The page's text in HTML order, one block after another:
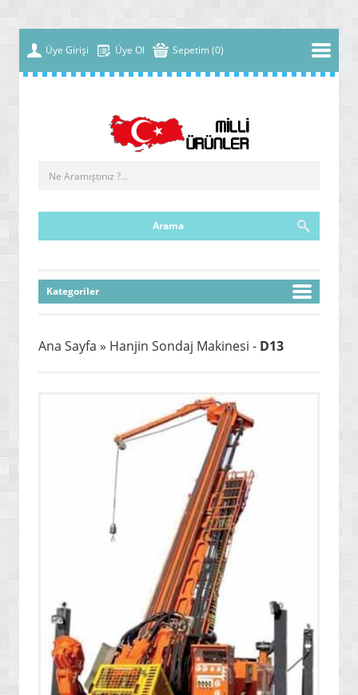
Üye Girişi Üye Ol Sepetim (0)
Kategoriler
» ÇOK FONKSİYONLU MAKİNELER
» PC OYUNLARI
» VCD FİLMLERİ
» SAĞLIK / TIP / BİTKİSEL ÜRÜNLER
» GIDA / YİYECEK / İÇECEK ÜRÜNLERİ
» TARIM MAKİNELERİ / ÜRÜNLERİ
» DEFİNE ARAMA SİSTEMLERİ / DEDEKTÖRLER
» PAKETLEME SİSTEMLERİ / ÜRÜNLERİ
» EL ALETLERİ / ENDÜSTRİYEL ÜRÜNLER
» MALZEMELER / AKSESUARLAR / TAKIMLAR
Ana Sayfa » Hanjin Sondaj Makinesi - D13